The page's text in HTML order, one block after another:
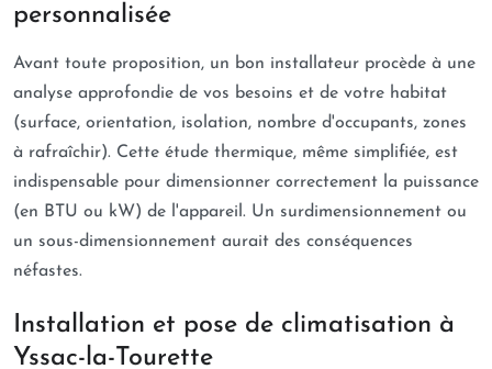
personnalisée
Avant toute proposition, un bon installateur procède à une
analyse approfondie de vos besoins et de votre habitat
(surface, orientation, isolation, nombre d'occupants, zones
à rafraîchir). Cette étude thermique, même simplifiée, est
indispensable pour dimensionner correctement la puissance
(en BTU ou kW) de l'appareil. Un surdimensionnement ou
un sous-dimensionnement aurait des conséquences
néfastes.
Installation et pose de climatisation à
Yssac-la-Tourette